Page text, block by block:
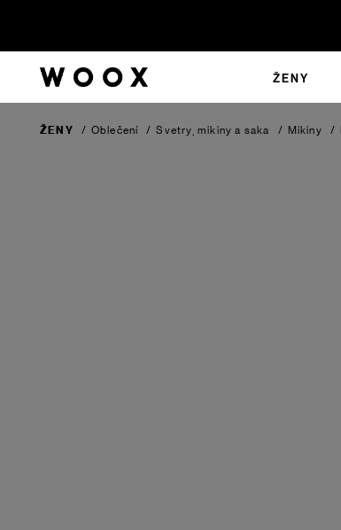
ŽENY
ŽENY / Oblečení / Svetry, mikiny a saka / Mikiny /